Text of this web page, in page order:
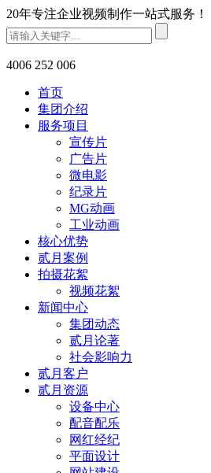
20年专注企业视频制作一站式服务！
4006 252 006
首页
集团介绍
服务项目
宣传片
广告片
微电影
纪录片
MG动画
工业动画
核心优势
贰月案例
拍摄花絮
视频花絮
新闻中心
集团动态
贰月论著
社会影响力
贰月客户
贰月资源
设备中心
配音配乐
网红经纪
平面设计